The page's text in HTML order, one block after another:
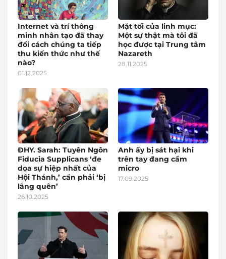
Internet và trí thông
minh nhân tạo đã thay
đổi cách chúng ta tiếp
thu kiến thức như thế
nào?
01.12.2025
Mặt tối của linh mục:
Một sự thật mà tôi đã
học được tại Trung tâm
Nazareth
28.11.2025
ĐHY. Sarah: Tuyên Ngôn
Fiducia Supplicans ‘đe
dọa sự hiệp nhất của
Hội Thánh,’ cần phải ‘bị
lãng quên’
26.10.2025
Anh ấy bị sát hại khi
trên tay đang cầm
micro
17.09.2025